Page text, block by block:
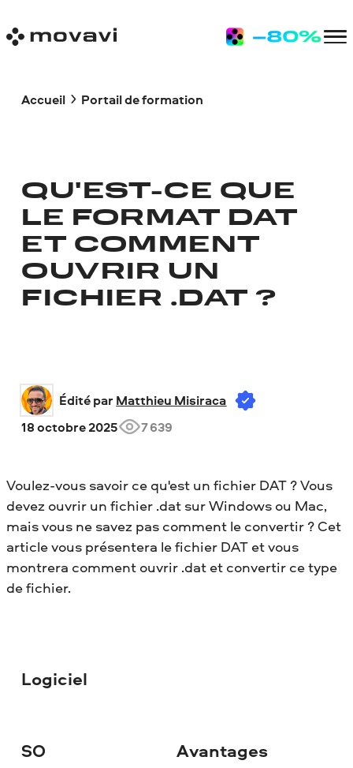
Accueil Portail de formation
QU'EST-CE QUE
LE FORMAT DAT
ET COMMENT
OUVRIR UN
FICHIER .DAT ?
Édité par Matthieu Misiraca
18 octobre 2025
7 639
Voulez-vous savoir ce qu'est un fichier DAT ? Vous
devez ouvrir un fichier .dat sur Windows ou Mac,
mais vous ne savez pas comment le convertir ? Cet
article vous présentera le fichier DAT et vous
montrera comment ouvrir .dat et convertir ce type
de fichier.
Logiciel
SO Avantages